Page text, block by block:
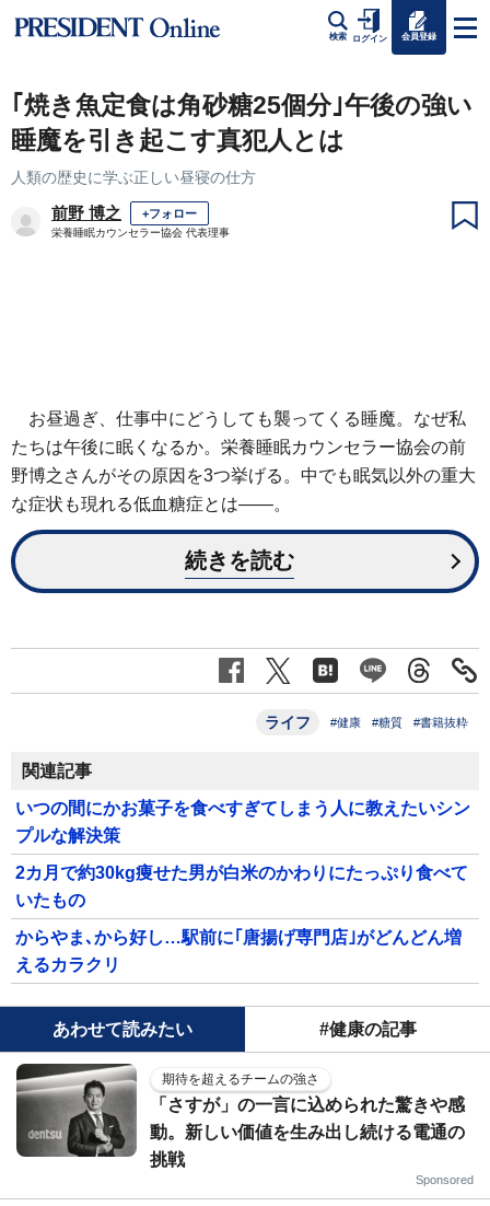
検索 ログイン 会員登録
｢焼き魚定食は角砂糖25個分｣午後の強い
睡魔を引き起こす真犯人とは
人類の歴史に学ぶ正しい昼寝の仕方
前野 博之 +フォロー
栄養睡眠カウンセラー協会 代表理事
お昼過ぎ、仕事中にどうしても襲ってくる睡魔。なぜ私
たちは午後に眠くなるか。栄養睡眠カウンセラー協会の前
野博之さんがその原因を3つ挙げる。中でも眠気以外の重大
な症状も現れる低血糖症とは——。
続きを読む
ライフ #健康 #糖質 #書籍抜粋
関連記事
いつの間にかお菓子を食べすぎてしまう人に教えたいシン
プルな解決策
2カ月で約30kg痩せた男が白米のかわりにたっぷり食べて
いたもの
からやま､から好し…駅前に｢唐揚げ専門店｣がどんどん増
えるカラクリ
あわせて読みたい #健康の記事
期待を超えるチームの強さ
「さすが」の一言に込められた驚きや感
動。新しい価値を生み出し続ける電通の
挑戦
Sponsored